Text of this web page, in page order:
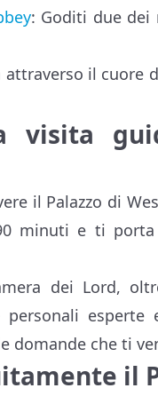
: Goditi due dei
attraverso il cuore
visita
il Palazzo di
minuti e ti
dei Lord,
esperte
domande che ti
il